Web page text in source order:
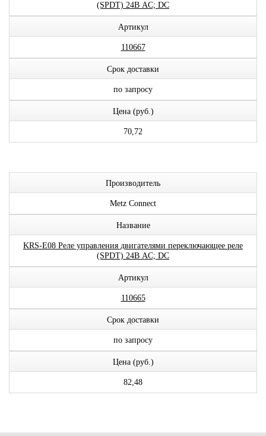
(SPDT) 24В AC; DC
Артикул
110667
Срок доставки
по запросу
Цена (руб.)
70,72
Производитель
Metz Connect
Название
KRS-E08 Реле управления двигателями переключающее реле
(SPDT) 24В AC; DC
Артикул
110665
Срок доставки
по запросу
Цена (руб.)
82,48